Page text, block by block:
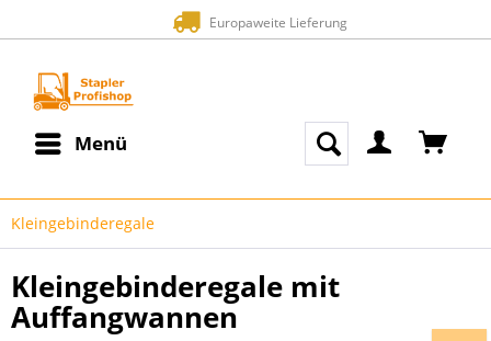
Zahlung auf Rechnung (Bonität
Menü
Kleingebinderegale
Kleingebinderegale mit
Auffangwannen